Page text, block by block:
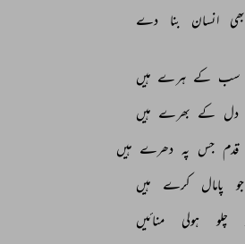
بھی انسان بنا دے
سب کے ہرے ہیں
دل کے بھرے ہیں
قدم جس پہ دھرے ہیں
جو پامال کرے
ہیں
چلو ہولی
منائیں